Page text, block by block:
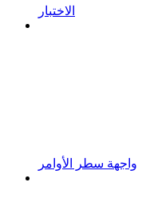
الاختبار
واجهة سطر الأوامر